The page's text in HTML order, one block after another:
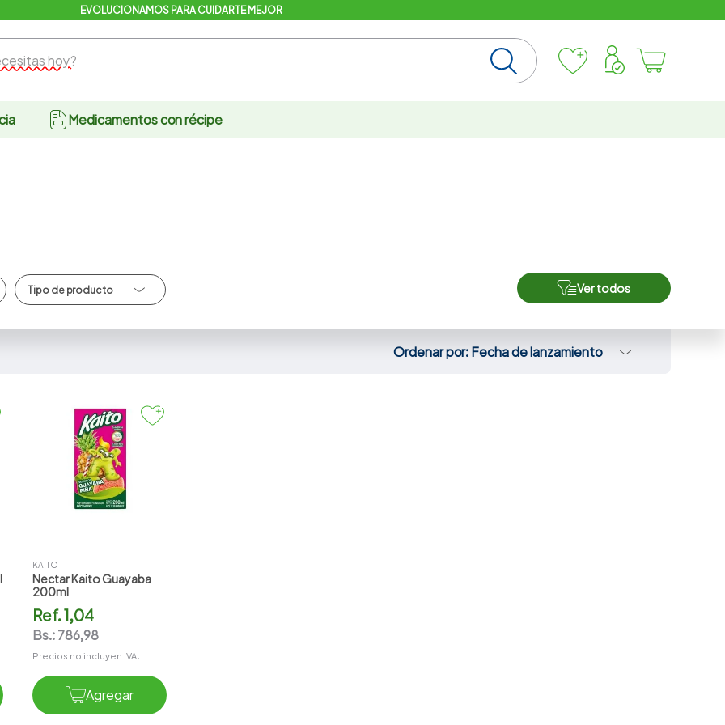
EVOLUCIONAMOS PARA CUIDARTE MEJOR
hoy?
Medicamentos con récipe
Ver todos
Ordenar por Fecha de lanzamiento
KAITO
Nectar Kaito Guayaba
200ml
Ref.1,04
Bs.:786,98
Precios no incluyen IVA.
Agregar